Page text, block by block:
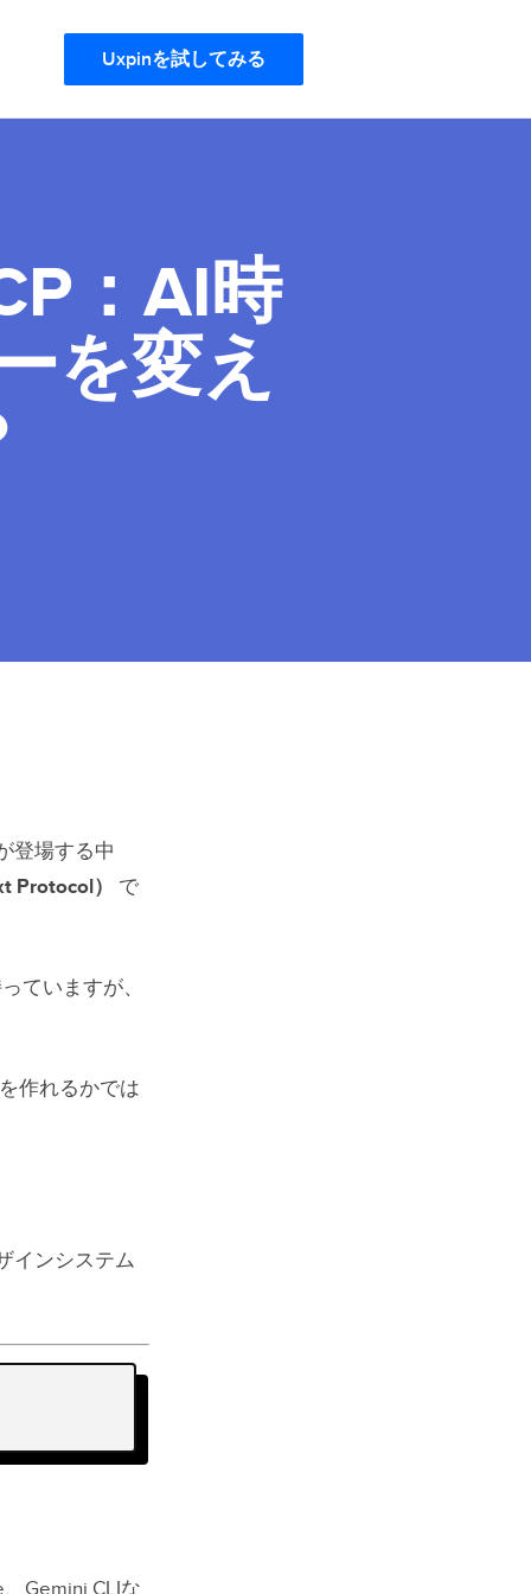
Uxpinを試してみる
：AI時
を変え
登場する中
Protocol）
で
ていますが、
作れるかでは
インシステム
Gemini CLIな